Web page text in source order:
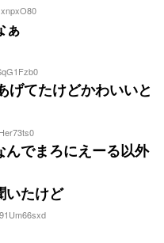
ぁ
てたけどかわいいと
んでまろにえーる以外
いたけど